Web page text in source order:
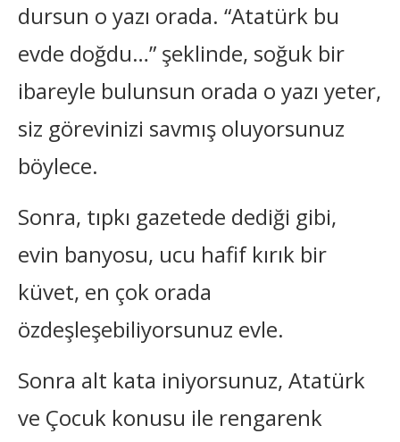
dursun o yazı orada. “Atatürk bu
evde doğdu…” şeklinde, soğuk bir
ibareyle bulunsun orada o yazı yeter,
siz görevinizi savmış oluyorsunuz
böylece.
Sonra, tıpkı gazetede dediği gibi,
evin banyosu, ucu hafif kırık bir
küvet, en çok orada
özdeşleşebiliyorsunuz evle.
Sonra alt kata iniyorsunuz, Atatürk
ve Çocuk konusu ile rengarenk